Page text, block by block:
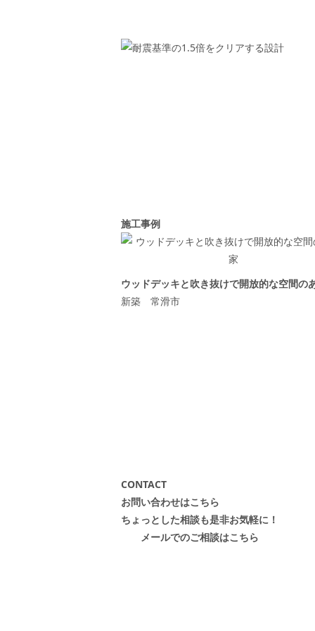
施工事例
ウッドデッキと吹き抜けで開放的な空間の
新築 常滑市
CONTACT
お問い合わせはこちら
ちょっとした相談も是非お気軽に！
メールでのご相談はこちら